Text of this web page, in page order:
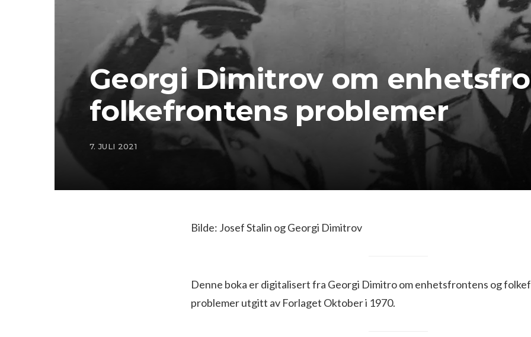
Georgi Dimitrov om
folkefrontens problemer
7. JULI 2021
Bilde: Josef Stalin og Georgi Dimitrov
Denne boka er digitalisert fra Georgi Dimitro om enhetsfrontens og
problemer utgitt av Forlaget Oktober i 1970.